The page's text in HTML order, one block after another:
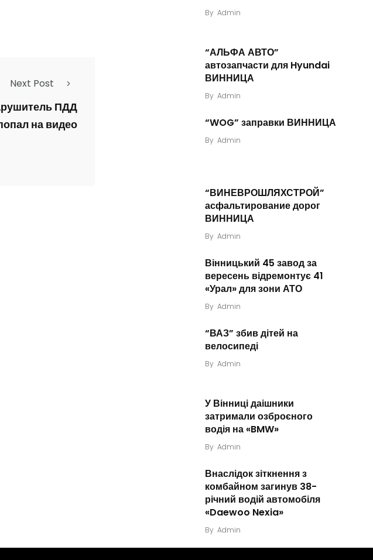
Next Post
ПДД
на видео
By Admin
“АЛЬФА АВТО”
автозапчасти для Hyundai
ВИННИЦА
By Admin
“WOG” заправки ВИННИЦА
By Admin
“ВИНЕВРОШЛЯХСТРОЙ”
асфальтирование дорог
ВИННИЦА
By Admin
Вінницький 45 завод за
вересень відремонтує 41
«Урал» для зони АТО
By Admin
“ВАЗ” збив дітей на
велосипеді
By Admin
У Вінниці даішники
затримали озброєного
водія на «BMW»
By Admin
Внаслідок зіткнення з
комбайном загинув 38-
річний водій автомобіля
«Daewoo Nexia»
By Admin